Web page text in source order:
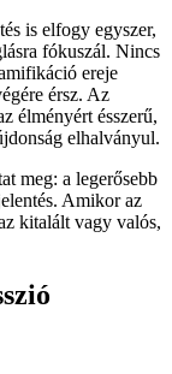
is elfogy egyszer,
fókuszál. Nincs
ereje
érsz. Az
élményért ésszerű,
elhalványul.
meg: a legerősebb
Amikor az
kitalált vagy valós,